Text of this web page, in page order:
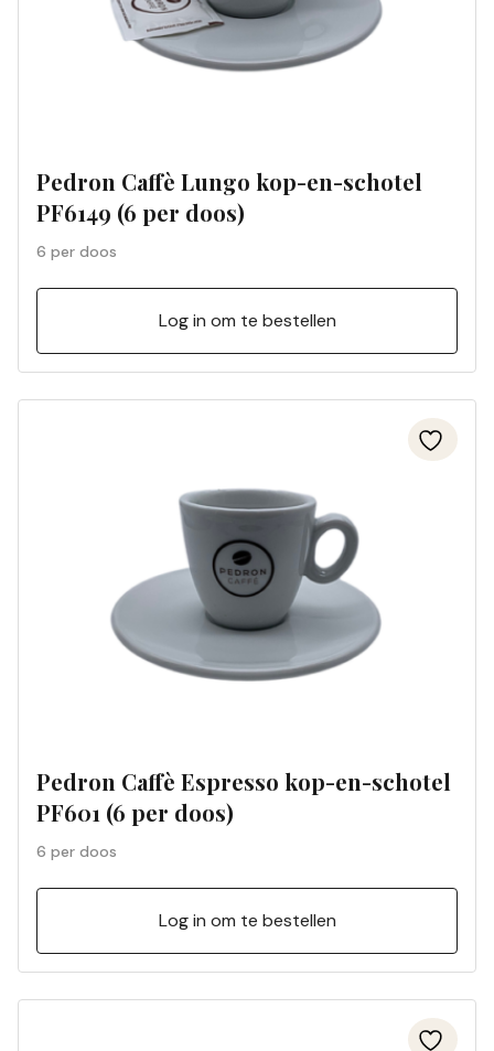
Pedron Caffè Lungo kop-en-schotel
PF6149 (6 per doos)
6 per doos
Log in om te bestellen
Pedron Caffè Espresso kop-en-schotel
PF601 (6 per doos)
6 per doos
Log in om te bestellen